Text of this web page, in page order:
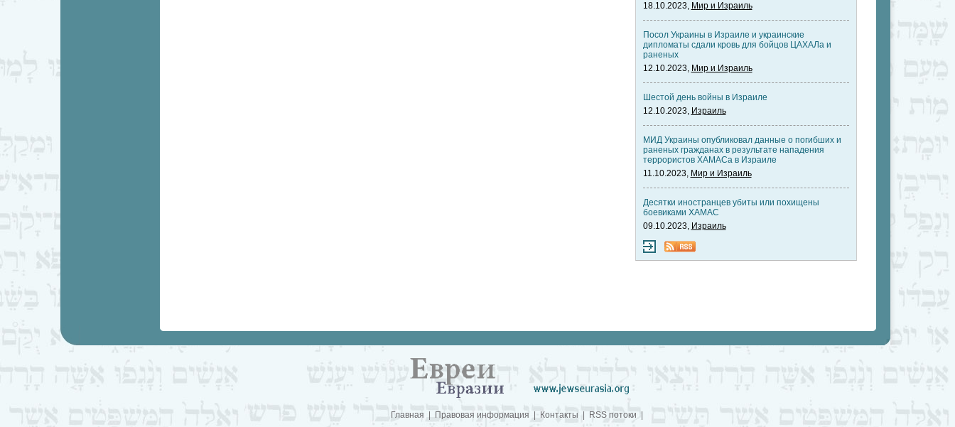
18.10.2023, Мир и Израиль
Посол Украины в Израиле и украинские
дипломаты сдали кровь для бойцов ЦАХАЛа и
раненых
12.10.2023, Мир и Израиль
Шестой день войны в Израиле
12.10.2023, Израиль
МИД Украины опубликовал данные о погибших и
раненых гражданах в результате нападения
террористов ХАМАСа в Израиле
11.10.2023, Мир и Израиль
Десятки иностранцев убиты или похищены
боевиками ХАМАС
09.10.2023, Израиль
Главная Правовая информация Контакты RSS потоки